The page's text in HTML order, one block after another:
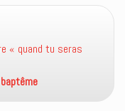
« quand tu seras